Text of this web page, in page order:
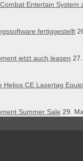
Entertain System
fertiggestellt
jetzt auch leasen
Helios CE Lasertag
Summer Sale 29.